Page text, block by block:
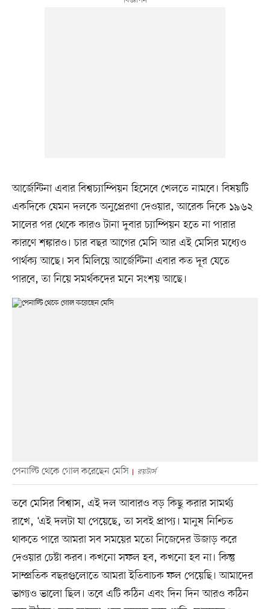
আর্জেন্টিনা এবার বিশ্বচ্যাম্পিয়ন হিসেবে খেলতে নামবে। বিষয়টি
একদিকে যেমন দলকে অনুপ্রেরণা দেওয়ার, আরেক দিকে ১৯৬২
সালের পর থেকে কারও টানা দুবার চ্যাম্পিয়ন হতে না পারার
কারণে শঙ্কারও। চার বছর আগের মেসি আর এই মেসির মধ্যেও
পার্থক্য আছে। সব মিলিয়ে আর্জেন্টিনা এবার কত দূর যেতে
পারবে, তা নিয়ে সমর্থকদের মনে সংশয় আছে।
পেনাল্টি থেকে গোল করেছেন মেসি রয়টার্স
তবে মেসির বিশ্বাস, এই দল আবারও বড় কিছু করার সামর্থ্য
রাখে, ‘এই দলটা যা পেয়েছে, তা সবই প্রাপ্য। মানুষ নিশ্চিত
থাকতে পারে আমরা সব সময়ের মতো নিজেদের উজাড় করে
দেওয়ার চেষ্টা করব। কখনো সফল হব, কখনো হব না। কিন্তু
সাম্প্রতিক বছরগুলোতে আমরা ইতিবাচক ফল পেয়েছি। আমাদের
ভাগ্যও ভালো ছিল। তবে এটি কঠিন এবং দিন দিন আরও কঠিন